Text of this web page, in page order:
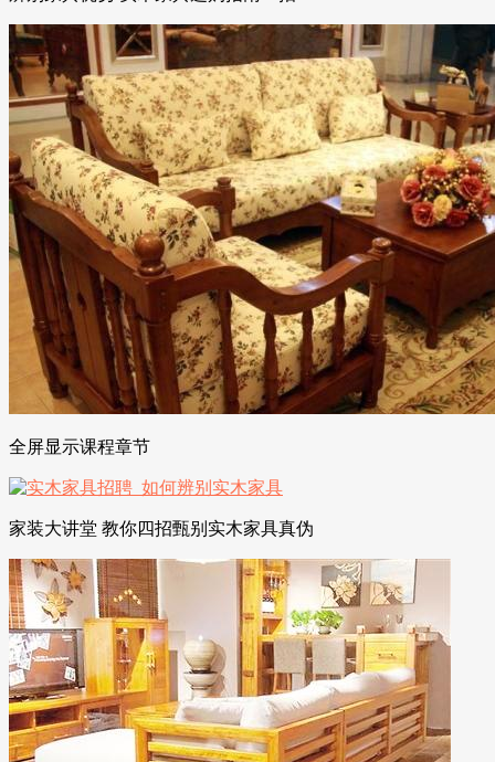
全屏显示课程章节
家装大讲堂 教你四招甄别实木家具真伪